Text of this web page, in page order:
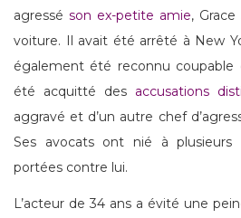
agressé son ex-petite amie, Grace
voiture. Il avait été arrêté à New
également été reconnu coupable
été acquitté des accusations
aggravé et d’un autre chef
Ses avocats ont nié à plusieurs
portées contre lui.
L’acteur de 34 ans a évité une